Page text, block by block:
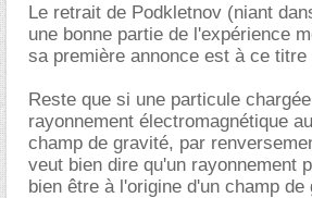
Le retrait de Podkletnov (niant
une bonne partie de l'expérience
sa première annonce est à ce
Reste que si une particule
rayonnement électromagnétique
champ de gravité, par
veut bien dire qu'un rayonnement
bien être à l'origine d'un champ